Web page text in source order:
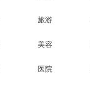
旅游
美容
医院